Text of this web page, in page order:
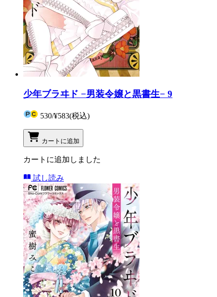
少年ブラヰド −男装令嬢と黒書生− 9
530/¥583(税込)
カートに追加
カートに追加しました
試し読み